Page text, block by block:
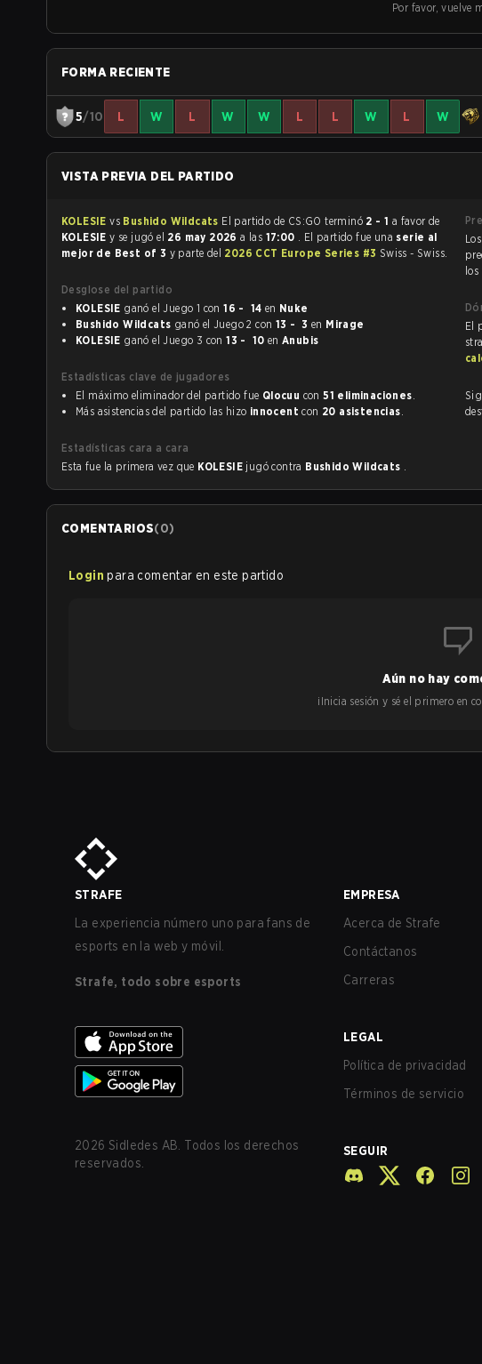
Por favor, vuelve
FORMA RECIENTE
5/10 L W L W W L L W L W
VISTA PREVIA DEL PARTIDO
KOLESIEvs Bushido Wildcats El partido de CS:GO terminó 2 - 1 a favor de
KOLESIEy se jugó el 26 may 2026a las 17:00 . El partido fue una serie al
mejor de Best of 3 y parte del 2026 CCT Europe Series #3 Swiss - Swiss.
Desglose del partido
KOLESIE
ganó el Juego 1 con 16 - 14 en Nuke
Bushido Wildcats
ganó el Juego 2 con 13 - 3 en Mirage
KOLESIE
ganó el Juego 3 con 13 - 10 en Anubis
Estadísticas clave de jugadores
El máximo eliminador del partido fue Qlocuu con51 eliminaciones.
Más asistencias del partido las hizo innocent con 20 asistencias.
Estadísticas cara a cara
Esta fue la primera vez que KOLESIE jugó contra Bushido Wildcats .
Los
El
COMENTARIOS(0)
Login para comentar en este partido
Aún no hay
¡Inicia sesión y sé el primero en
STRAFE
La experiencia número uno para fans de
esports en la web y móvil.
Strafe, todo sobre esports
2026 Sidledes AB. Todos los derechos
reservados.
EMPRESA
Acerca de Strafe
Contáctanos
Carreras
LEGAL
Política de privacidad
Términos de servicio
SEGUIR